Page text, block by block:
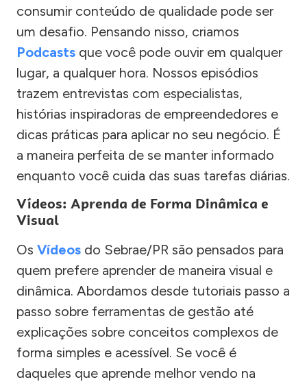
consumir conteúdo de qualidade pode ser
um desafio. Pensando nisso, criamos
Podcasts que você pode ouvir em qualquer
lugar, a qualquer hora. Nossos episódios
trazem entrevistas com especialistas,
histórias inspiradoras de empreendedores e
dicas práticas para aplicar no seu negócio. É
a maneira perfeita de se manter informado
enquanto você cuida das suas tarefas diárias.
Vídeos: Aprenda de Forma Dinâmica e
Visual
Os Vídeos do Sebrae/PR são pensados para
quem prefere aprender de maneira visual e
dinâmica. Abordamos desde tutoriais passo a
passo sobre ferramentas de gestão até
explicações sobre conceitos complexos de
forma simples e acessível. Se você é
daqueles que aprende melhor vendo na